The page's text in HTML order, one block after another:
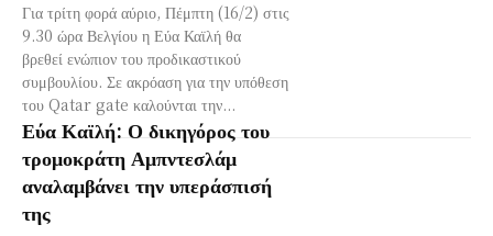
Για τρίτη φορά αύριο, Πέμπτη (16/2) στις
9.30 ώρα Βελγίου η Εύα Καϊλή θα
βρεθεί ενώπιον του προδικαστικού
συμβουλίου. Σε ακρόαση για την υπόθεση
του Qatar gate καλούνται την...
Εύα Καϊλή: Ο δικηγόρος του
τρομοκράτη Αμπντεσλάμ
αναλαμβάνει την υπεράσπισή
της